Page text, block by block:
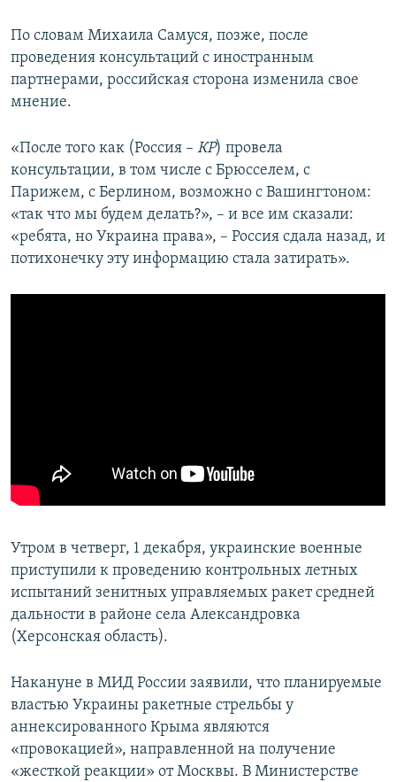
По словам Михаила Самуся, позже, после
проведения консультаций с иностранным
партнерами, российская сторона изменила свое
мнение.
«После того как (Россия – КР) провела
консультации, в том числе с Брюсселем, с
Парижем, с Берлином, возможно с Вашингтоном:
«так что мы будем делать?», – и все им сказали:
«ребята, но Украина права», – Россия сдала назад, и
потихонечку эту информацию стала затирать».
Утром в четверг, 1 декабря, украинские военные
приступили к проведению контрольных летных
испытаний зенитных управляемых ракет средней
дальности в районе села Александровка
(Херсонская область).
Накануне в МИД России заявили, что планируемые
властью Украины ракетные стрельбы у
аннексированного Крыма являются
«провокацией», направленной на получение
«жесткой реакции» от Москвы. В Министерстве